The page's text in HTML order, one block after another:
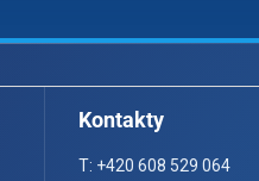
Kontakty
T: +420 608 529 064